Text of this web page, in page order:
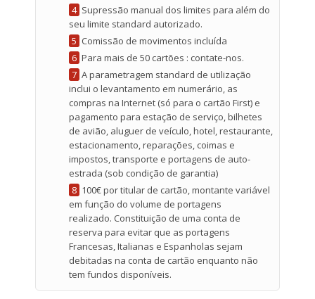
4 Supressão manual dos limites para além do
seu limite standard autorizado.
5 Comissão de movimentos incluída
6 Para mais de 50 cartões : contate-nos.
7 A parametragem standard de utilização
inclui o levantamento em numerário, as
compras na Internet (só para o cartão First) e
pagamento para estação de serviço, bilhetes
de avião, aluguer de veículo, hotel, restaurante,
estacionamento, reparações, coimas e
impostos, transporte e portagens de auto-
estrada (sob condição de garantia)
8 100€ por titular de cartão, montante variável
em função do volume de portagens
realizado. Constituição de uma conta de
reserva para evitar que as portagens
Francesas, Italianas e Espanholas sejam
debitadas na conta de cartão enquanto não
tem fundos disponíveis.